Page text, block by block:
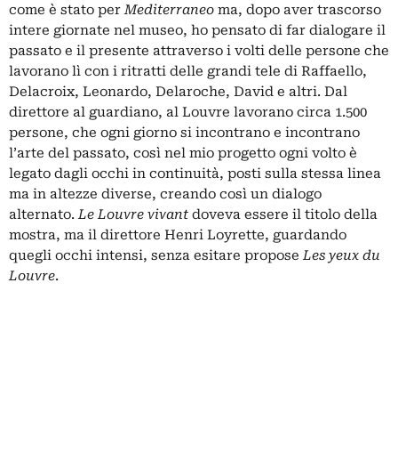
come è stato perMediterraneo ma, dopo aver trascorso
intere giornate nel museo, ho pensato di far dialogare il
passato e il presente attraverso i volti delle persone che
lavorano lì con i ritratti delle grandi tele di Raffaello,
Delacroix, Leonardo, Delaroche, David e altri. Dal
direttore al guardiano, al Louvre lavorano circa 1.500
persone, che ogni giorno si incontrano e incontrano
l’arte del passato, così nel mio progetto ogni volto è
legato dagli occhi in continuità, posti sulla stessa linea
ma in altezze diverse, creando così un dialogo
alternato.Le Louvre vivant doveva essere il titolo della
mostra, ma il direttore Henri Loyrette, guardando
quegli occhi intensi, senza esitare proposeLes yeux du
Louvre.